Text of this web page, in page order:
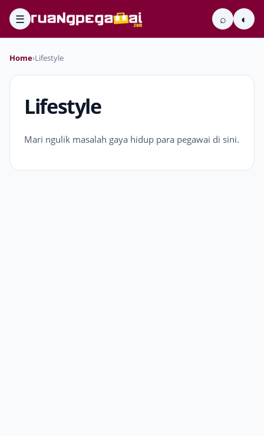
☰ ⌕ ◐
Home›Lifestyle
Lifestyle
Mari ngulik masalah gaya hidup para pegawai di sini.